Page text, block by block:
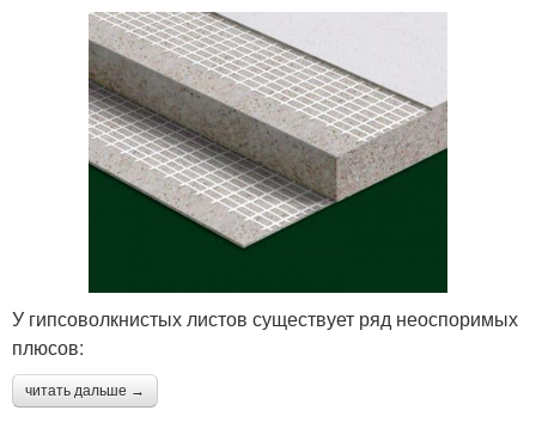
У гипсоволкнистых листов существует ряд неоспоримых
плюсов:
читать дальше →